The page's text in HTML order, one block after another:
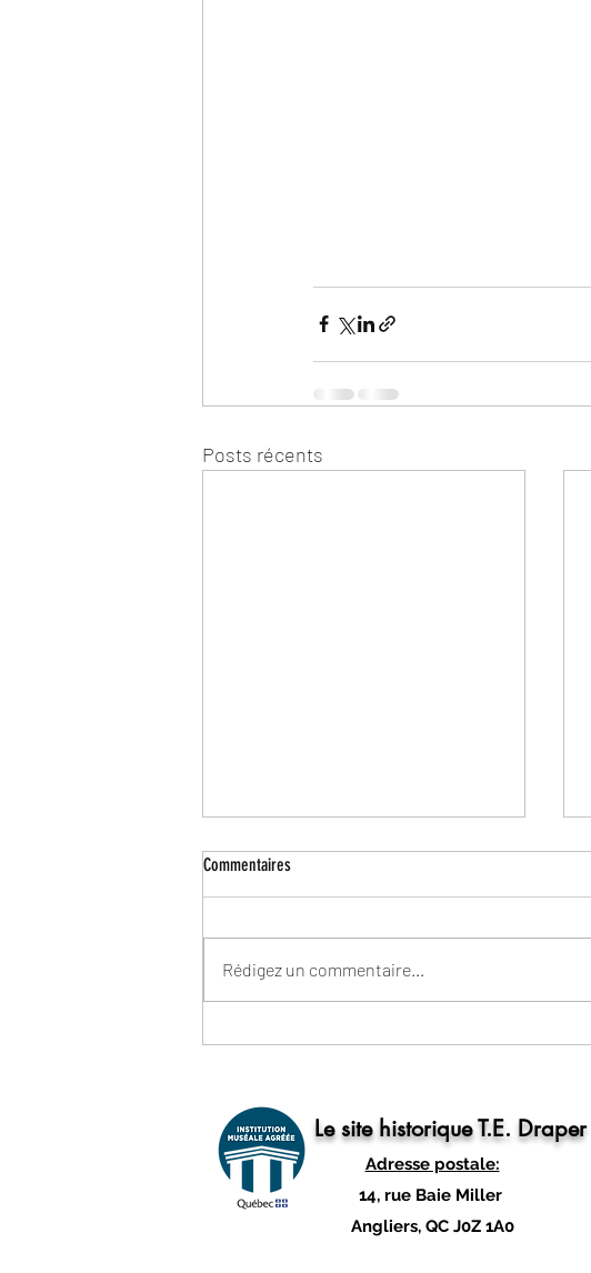
Posts récents
Commentaires
Rédigez un commentaire...
Le site historique T.E. Draper
Adresse postale:
14, rue Baie Miller
Angliers, QC J0Z 1A0